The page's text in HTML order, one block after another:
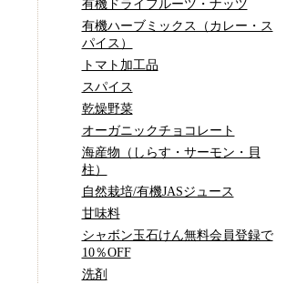
有機ドライフルーツ・ナッツ
有機ハーブミックス（カレー・ス
パイス）
トマト加工品
スパイス
乾燥野菜
オーガニックチョコレート
海産物（しらす・サーモン・貝
柱）
自然栽培/有機JASジュース
甘味料
シャボン玉石けん無料会員登録で
10％OFF
洗剤